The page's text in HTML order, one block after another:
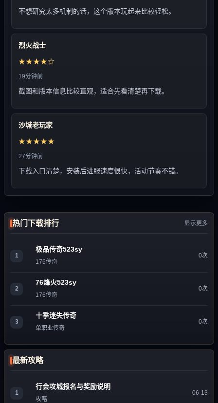
不想研究太多机制的话，这个版本玩起来比较轻松。
烈火战士
★★★★☆
19分钟前
截图和版本信息比较直观，适合先看清楚再下载。
沙城老玩家
★★★★★
27分钟前
下载入口清楚，安装后进服速度很快，活动节奏不错。
热门下载排行 显示更多
1
极品传奇523sy
176传奇
0次
2
76烽火523sy
176传奇
0次
3
十季迷失传奇
单职业传奇
0次
最新攻略
1
行会攻城报名与奖励说明
攻略
06-13